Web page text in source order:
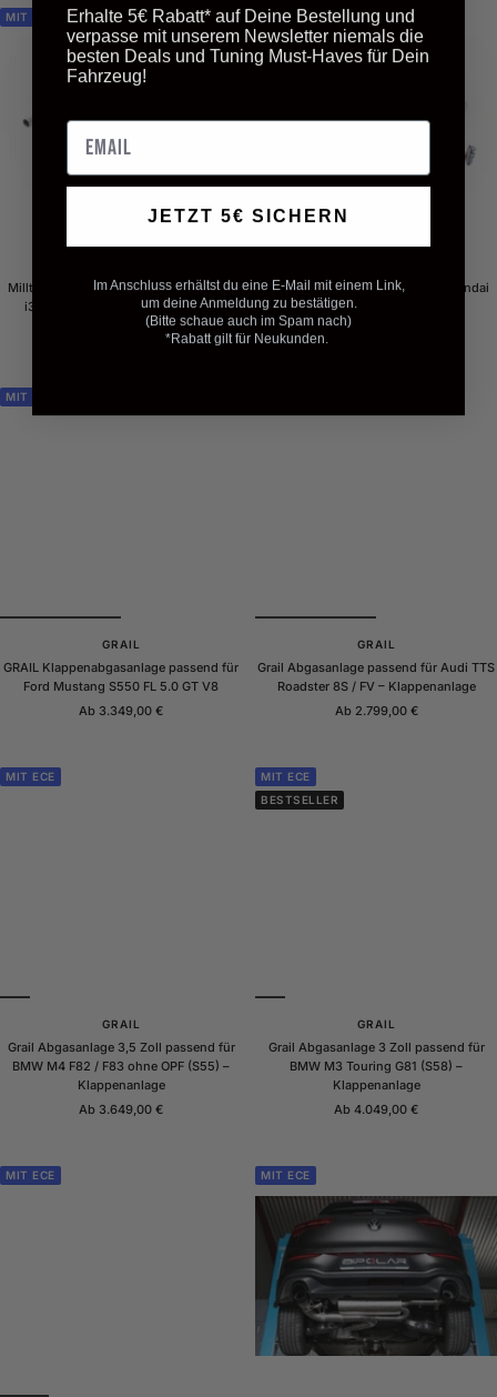
MIT ECE
Milltek Sport Abgasanlage für Hyundai
i30N FASTBACK Vorfacelift (OPF)
Angebotspreis
Ab 1.619,00 €
MIT ECE
Milltek Sport Abgasanlage für Hyundai
i30N Vorfacelift (OPF)
Angebotspreis
Ab 1.599,00 €
MIT ECE
GRAIL
GRAIL Klappenabgasanlage passend für
Ford Mustang S550 FL 5.0 GT V8
Angebotspreis
Ab 3.349,00 €
GRAIL
Grail Abgasanlage passend für Audi TTS
Roadster 8S / FV – Klappenanlage
Angebotspreis
Ab 2.799,00 €
MIT ECE
GRAIL
Grail Abgasanlage 3,5 Zoll passend für
BMW M4 F82 / F83 ohne OPF (S55) –
Klappenanlage
Angebotspreis
Ab 3.649,00 €
MIT ECE
BESTSELLER
GRAIL
Grail Abgasanlage 3 Zoll passend für
BMW M3 Touring G81 (S58) –
Klappenanlage
Angebotspreis
Ab 4.049,00 €
MIT ECE MIT ECE
Erhalte 5€ Rabatt* auf Deine Bestellung und
verpasse mit unserem Newsletter niemals die
besten Deals und Tuning Must-Haves für Dein
Fahrzeug!
Email
JETZT 5€ SICHERN
Im Anschluss erhältst du eine E-Mail mit einem Link,
um deine Anmeldung zu bestätigen.
(Bitte schaue auch im Spam nach)
*Rabatt gilt für Neukunden.